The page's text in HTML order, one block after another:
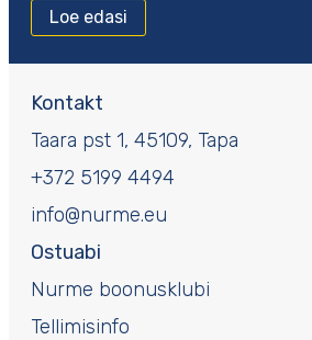
Loe edasi
Ostuabi
Nurme boonusklubi
Tellimisinfo
Kontakt
Taara pst 1, 45109, Tapa
+372 5199 4494
info@nurme.eu